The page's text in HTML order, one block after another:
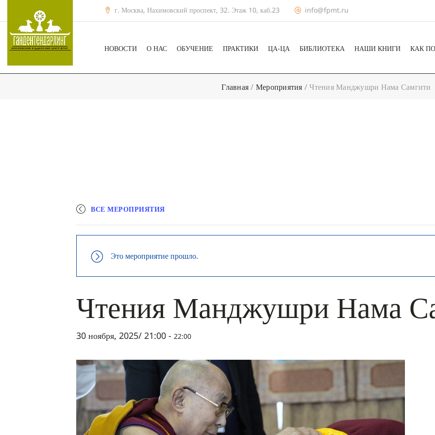
г. Москва, Нахимовский проспект, 32. Этаж 10, каб.23 info@fpmt.ru
НОВОСТИ О НАС ОБУЧЕНИЕ ПРАКТИКИ ЦА-ЦА БИБЛИОТЕКА НАШИ КНИГИ КАК
Главная/ Мероприятия /Чтения Манджушри Нама Самгити
ВСЕ МЕРОПРИЯТИЯ
Это мероприятие прошло.
Чтения Манджушри Нама
30 ноября, 2025/ 21:00 - 22:00